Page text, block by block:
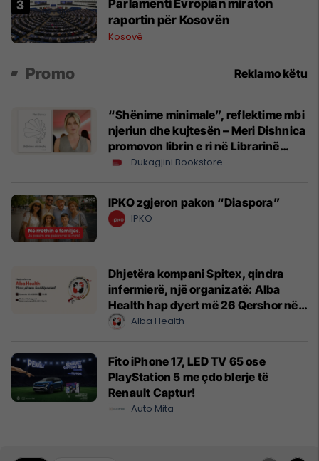
Parlamenti Evropian miraton
raportin për Kosovën
Kosovë
Promo Reklamo këtu
“Shënime minimale”, reflektime mbi
njeriun dhe kujtesën – Meri Dishnica
promovon librin e ri në Librarinë
Dukagjini
Dukagjini Bookstore
IPKO zgjeron pakon “Diaspora”
IPKO
Dhjetëra kompani Spitex, qindra
infermierë, një organizatë: Alba
Health hap dyert më 26 Qershor në
CyrihAlba Health
Fito iPhone 17, LED TV 65 ose
PlayStation 5 me çdo blerje të
Renault Captur!
Auto Mita